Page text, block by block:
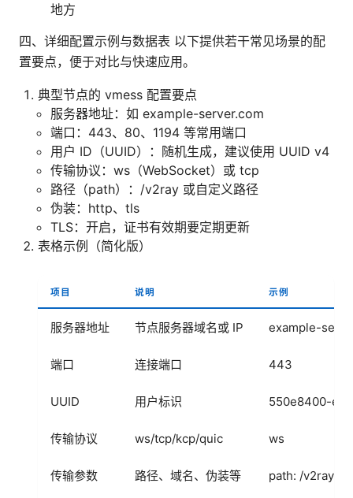
地方
四、详细配置示例与数据表 以下提供若干常见场景的配
置要点，便于对比与快速应用。
典型节点的 vmess 配置要点
服务器地址：如 example-server.com
端口：443、80、1194 等常用端口
用户 ID（UUID）：随机生成，建议使用 UUID v4
传输协议：ws（WebSocket）或 tcp
路径（path）：/v2ray 或自定义路径
伪装：http、tls
TLS：开启，证书有效期要定期更新
表格示例（简化版）
项目 说明 示例
服务器地址 节点服务器域名或 IP example-
端口 连接端口 443
UUID 用户标识 550e8400-
传输协议 ws/tcp/kcp/quic ws
传输参数 路径、域名、伪装等 path: /v2ray,